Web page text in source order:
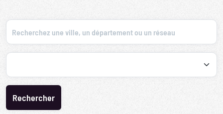
Recherchez une ville, un département ou un réseau
Recherche par profession